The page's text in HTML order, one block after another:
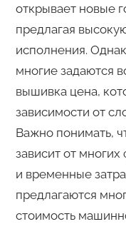
открывает новые
предлагая
исполнения.
многие задаются
вышивка цена,
зависимости от
Важно понимать,
зависит от
и временные
предлагаются
стоимость